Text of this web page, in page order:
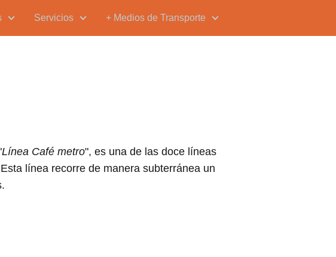
Servicios + Medios de Transporte
Línea Café metro", es una de las doce líneas
línea recorre de manera subterránea un